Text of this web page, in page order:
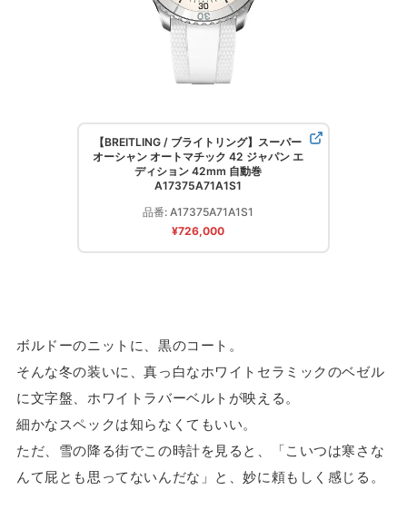
【BREITLING / ブライトリング】スーパー
オーシャン オートマチック 42 ジャパン エ
ディション 42mm 自動巻
A17375A71A1S1
品番: A17375A71A1S1
¥726,000
ボルドーのニットに、黒のコート。
そんな冬の装いに、真っ白なホワイトセラミックのベゼル
に文字盤、ホワイトラバーベルトが映える。
細かなスペックは知らなくてもいい。
ただ、雪の降る街でこの時計を見ると、「こいつは寒さな
んて屁とも思ってないんだな」と、妙に頼もしく感じる。